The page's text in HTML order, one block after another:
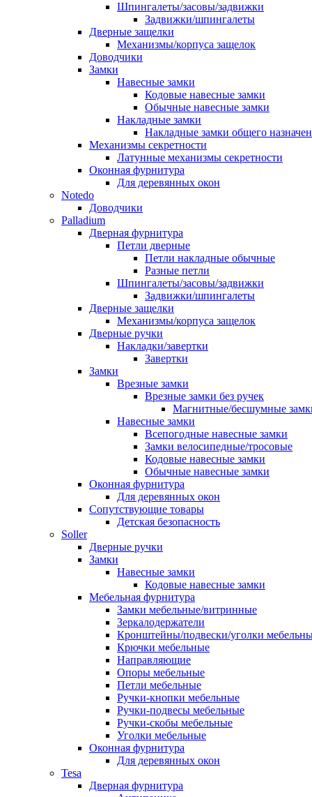
Шпингалеты/засовы/задвижки
Задвижки/шпингалеты
Дверные защелки
Механизмы/корпуса защелок
Доводчики
Замки
Навесные замки
Кодовые навесные замки
Обычные навесные замки
Накладные замки
Накладные замки общего
Механизмы секретности
Латунные механизмы секретности
Оконная фурнитура
Для деревянных окон
Notedo
Доводчики
Palladium
Дверная фурнитура
Петли дверные
Петли накладные обычные
Разные петли
Шпингалеты/засовы/задвижки
Задвижки/шпингалеты
Дверные защелки
Механизмы/корпуса защелок
Дверные ручки
Накладки/завертки
Завертки
Замки
Врезные замки
Врезные замки без ручек
Магнитные/бесшумные
Навесные замки
Всепогодные навесные замки
Замки велосипедные/тросовые
Кодовые навесные замки
Обычные навесные замки
Оконная фурнитура
Для деревянных окон
Сопутствующие товары
Детская безопасность
Soller
Дверные ручки
Замки
Навесные замки
Кодовые навесные замки
Мебельная фурнитура
Замки мебельные/витринные
Зеркалодержатели
Кронштейны/подвески/уголки
Крючки мебельные
Направляющие
Опоры мебельные
Петли мебельные
Ручки-кнопки мебельные
Ручки-подвесы мебельные
Ручки-скобы мебельные
Уголки мебельные
Оконная фурнитура
Для деревянных окон
Tesa
Дверная фурнитура